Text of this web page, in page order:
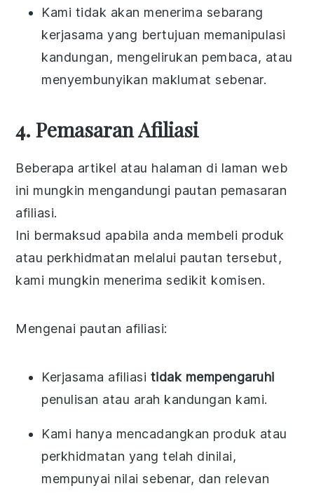
Kami tidak akan menerima sebarang
kerjasama yang bertujuan memanipulasi
kandungan, mengelirukan pembaca, atau
menyembunyikan maklumat sebenar.
4. Pemasaran Afiliasi
Beberapa artikel atau halaman di laman web
ini mungkin mengandungi pautan pemasaran
afiliasi.
Ini bermaksud apabila anda membeli produk
atau perkhidmatan melalui pautan tersebut,
kami mungkin menerima sedikit komisen.
Mengenai pautan afiliasi:
Kerjasama afiliasi tidak mempengaruhi
penulisan atau arah kandungan kami.
Kami hanya mencadangkan produk atau
perkhidmatan yang telah dinilai,
mempunyai nilai sebenar, dan relevan